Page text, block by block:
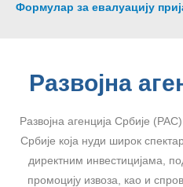
Формулар за евалуацију
Развојна
Развојна агенција Србије
Србије која нуди широк
директним инвестицијама,
промоцију извоза, као и